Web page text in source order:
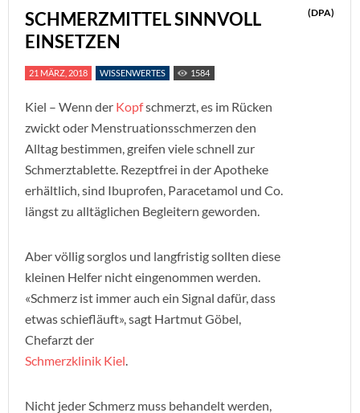
SCHMERZMITTEL SINNVOLL
EINSETZEN
(DPA)
21 MÄRZ, 2018 WISSENWERTES 1584
Kiel – Wenn der Kopfschmerzt, es im Rücken
zwickt oder Menstruationsschmerzen den
Alltag bestimmen, greifen viele schnell zur
Schmerztablette. Rezeptfrei in der Apotheke
erhältlich, sind Ibuprofen, Paracetamol und Co.
längst zu alltäglichen Begleitern geworden.
Aber völlig sorglos und langfristig sollten diese
kleinen Helfer nicht eingenommen werden.
«Schmerz ist immer auch ein Signal dafür, dass
etwas schiefläuft», sagt Hartmut Göbel,
Chefarzt der
Schmerzklinik Kiel.
Nicht jeder Schmerz muss behandelt werden,